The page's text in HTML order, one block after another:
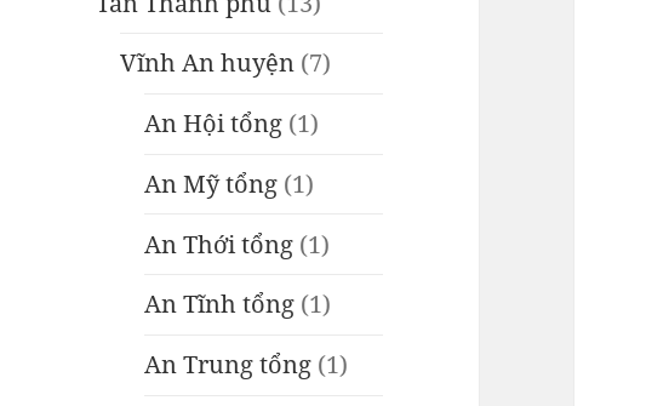
Vĩnh An huyện (7)
An Hội tổng (1)
An Mỹ tổng (1)
An Thới tổng (1)
An Tĩnh tổng (1)
An Trung tổng (1)